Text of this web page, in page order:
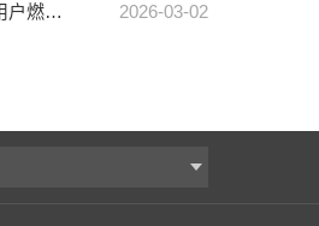
【仙桃市中心】仙桃市老旧燃气改造居民用户燃气安全装置“三件套”安装项目仙桃市老旧燃气改造居民用户燃气安全装置“三件套”安装项目第3次答疑(标段编号HBXT-202512QG-006001001) 2026-03-02